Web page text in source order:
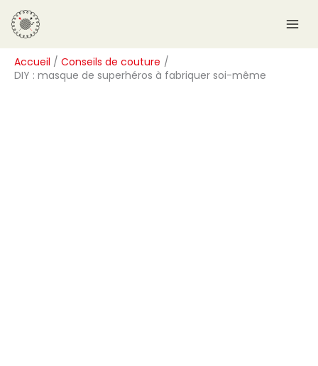
Aller
au
contenu
Accueil
Conseils de couture
DIY : masque de superhéros à fabriquer soi-même
R
e
c
h